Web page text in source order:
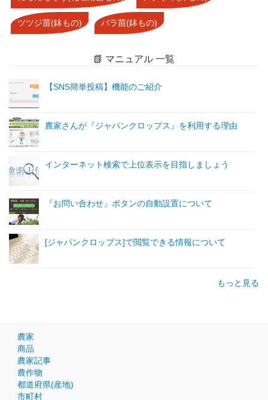
ツツジ苗(鉢もの) バラ苗(鉢もの)
📗 マニュアル 一覧
【SNS簡単投稿】機能のご紹介
農家さんが『ジャパンクロップス』を利用する理由
インターネット検索で上位表示を目指しましょう
『お問い合わせ』ボタンの自動設置について
[ジャパンクロップス]で閲覧できる情報について
もっと見る
農家
商品
農家記事
農作物
都道府県(産地)
市町村